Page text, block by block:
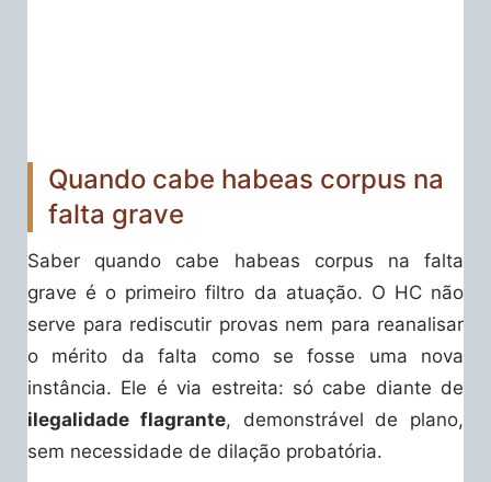
Quando cabe habeas corpus na
falta grave
Saber quando cabe habeas corpus na falta
grave é o primeiro filtro da atuação. O HC não
serve para rediscutir provas nem para reanalisar
o mérito da falta como se fosse uma nova
instância. Ele é via estreita: só cabe diante de
ilegalidade flagrante, demonstrável de plano,
sem necessidade de dilação probatória.